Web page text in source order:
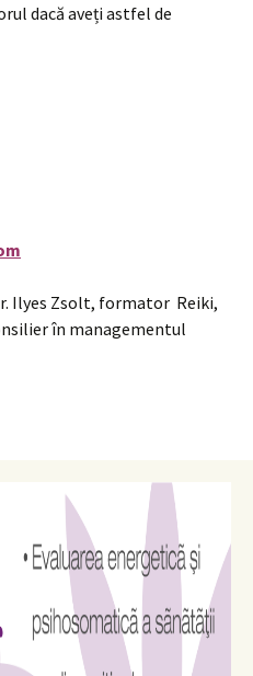
dacă aveți astfel de
Ilyes Zsolt, formator Reiki,
în managementul